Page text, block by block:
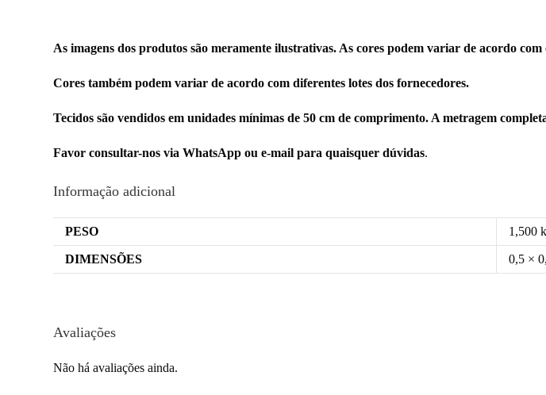
As imagens dos produtos são meramente ilustrativas. As cores podem variar de acordo
Cores também podem variar de acordo com diferentes lotes dos fornecedores.
Tecidos são vendidos em unidades mínimas de 50 cm de comprimento. A metragem
Favor consultar-nos via WhatsApp ou e-mail para quaisquer dúvidas.
Informação adicional
PESO 1,500
DIMENSÕES 0,5 ×
Avaliações
Não há avaliações ainda.